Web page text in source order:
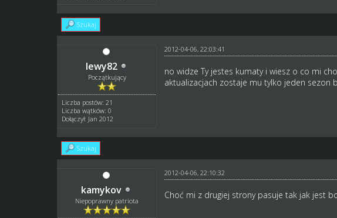
Szukaj
lewy82
Początkujący
Liczba postów: 21
Liczba wątków: 0
Dołączył: Jan 2012
2012-04-06, 22:03:41
no widze Ty jestes kumaty i wiesz o co mi
aktualizacjach zostaje mu tylko jeden sezon
Szukaj
kamykov
Niepoprawny patriota
2012-04-06, 22:10:32
Choć mi z drugiej strony pasuje tak jak jest